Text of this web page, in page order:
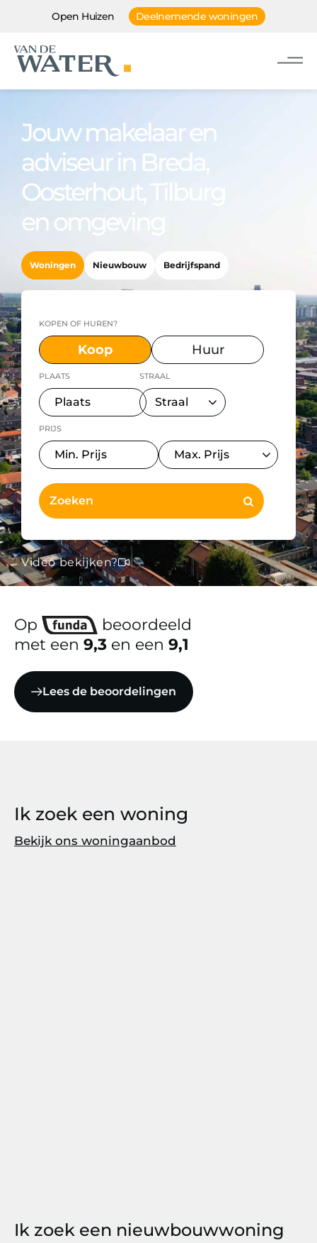
Open Huizen Deelnemende woningen
Jouw makelaar en
adviseur in Breda,
Oosterhout, Tilburg
en omgeving
Woningen Nieuwbouw Bedrijfspand
KOPEN OF HUREN?
Koop Huur
PLAATS STRAAL
PRIJS
Video bekijken?
Op
beoordeeld
met een 9,3 en een 9,1
Lees de beoordelingen
Ik zoek een woning
Bekijk ons woningaanbod
Ik zoek een nieuwbouwwoning